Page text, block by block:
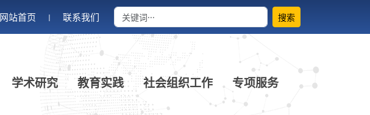
网站首页 丨 联系我们 搜索
学术研究 教育实践 社会组织工作 专项服务